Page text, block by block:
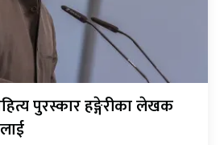
पुरस्कार हङ्गेरीका लेखक